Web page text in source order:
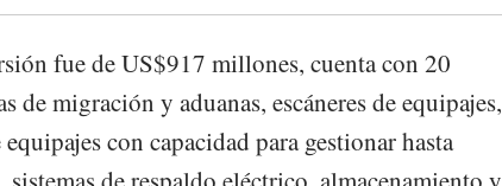
fue de US$917 millones, cuenta con 20
de migración y aduanas, escáneres de equipajes,
con capacidad para gestionar hasta